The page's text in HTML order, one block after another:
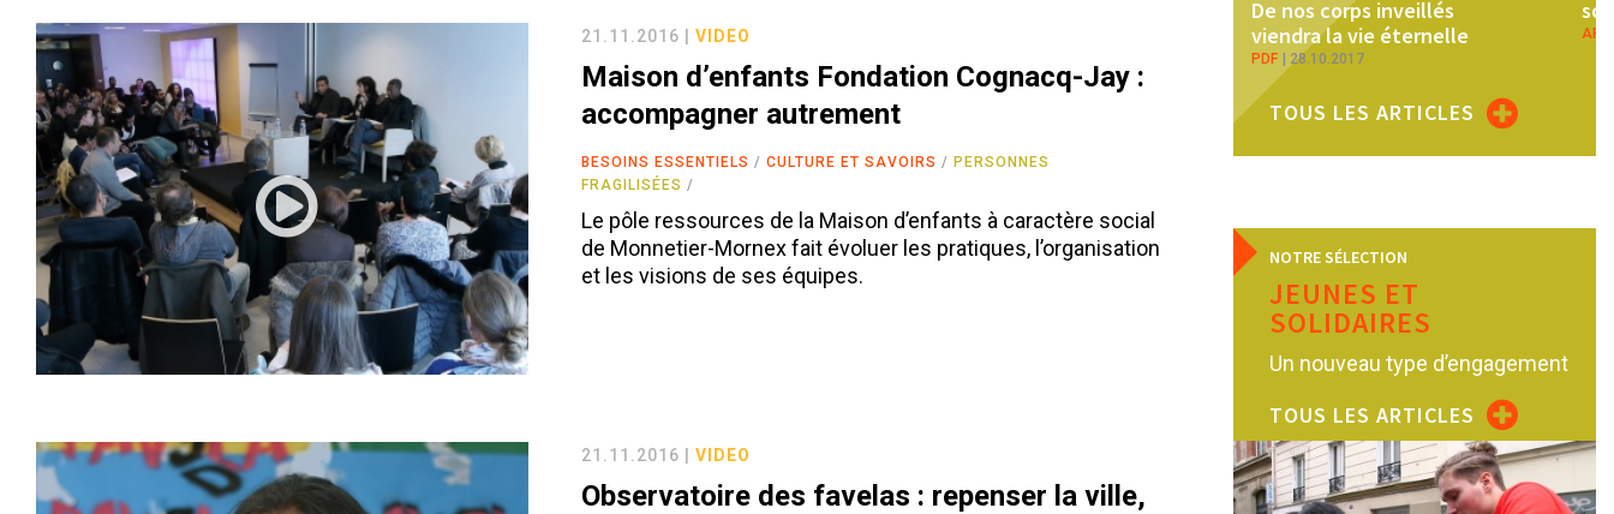
21.11.2016 |VIDEO
Maison d’enfants Fondation Cognacq-Jay :
accompagner autrement
BESOINS ESSENTIELS CULTURE ET SAVOIRS
PERSONNES
FRAGILISÉES
Le pôle ressources de la Maison d’enfants à caractère social
de Monnetier-Mornex fait évoluer les pratiques, l’organisation
et les visions de ses équipes.
21.11.2016 |VIDEO
Observatoire des favelas : repenser la ville,
De nos corps inveillés
viendra la vie éternelle
PDF 28.10.2017
TOUS LES ARTICLES
NOTRE SÉLECTION
JEUNES ET
SOLIDAIRES
Un nouveau type d’engagement
TOUS LES ARTICLES